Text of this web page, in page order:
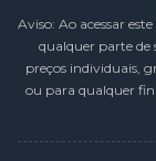
Aviso: Ao acessar
qualquer parte de
preços individuais,
ou para qualquer